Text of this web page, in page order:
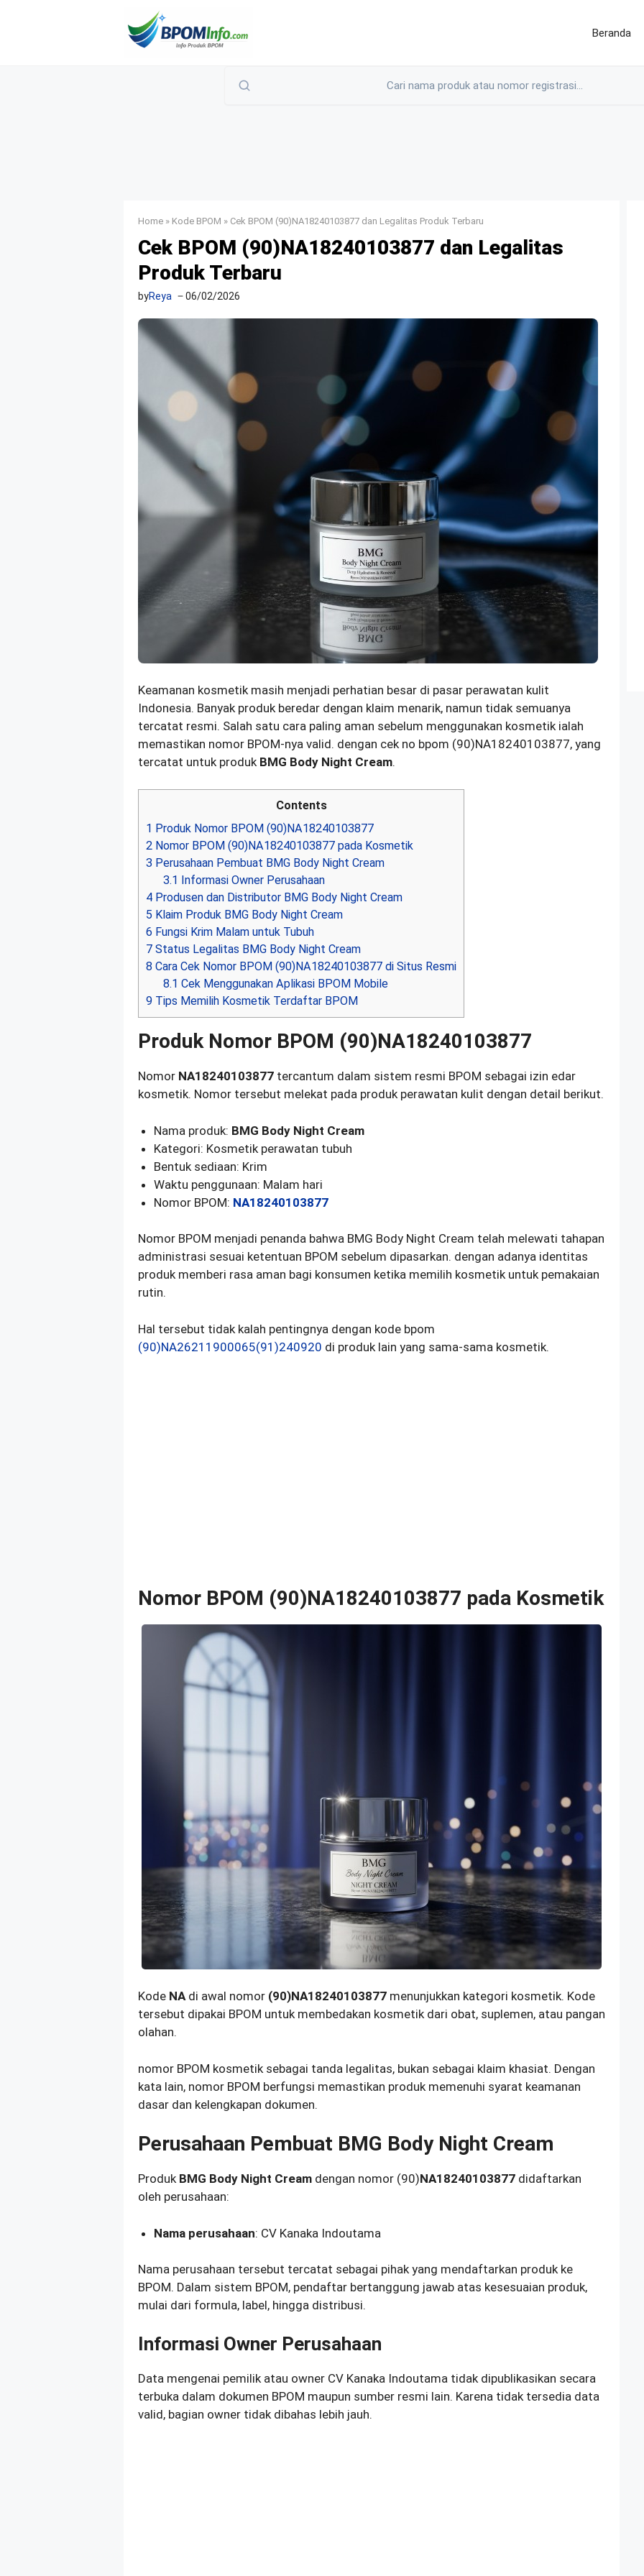
Beranda
Home » Kode BPOM » Cek BPOM (90)NA18240103877 dan Legalitas Produk Terbaru
Cek BPOM (90)NA18240103877 dan Legalitas
Produk Terbaru
byReya 06/02/2026
Keamanan kosmetik masih menjadi perhatian besar di pasar perawatan kulit
Indonesia. Banyak produk beredar dengan klaim menarik, namun tidak semuanya
tercatat resmi. Salah satu cara paling aman sebelum menggunakan kosmetik ialah
memastikan nomor BPOM-nya valid. dengan cek no bpom (90)NA18240103877, yang
tercatat untuk produk BMG Body Night Cream.
Contents
1 Produk Nomor BPOM (90)NA18240103877
2 Nomor BPOM (90)NA18240103877 pada Kosmetik
3 Perusahaan Pembuat BMG Body Night Cream
3.1
Informasi Owner Perusahaan
4 Produsen dan Distributor BMG Body Night Cream
5 Klaim Produk BMG Body Night Cream
6 Fungsi Krim Malam untuk Tubuh
7 Status Legalitas BMG Body Night Cream
8 Cara Cek Nomor BPOM (90)NA18240103877 di Situs Resmi
8.1 Cek Menggunakan Aplikasi BPOM Mobile
9 Tips Memilih Kosmetik Terdaftar BPOM
Produk Nomor BPOM (90)NA18240103877
Nomor NA18240103877 tercantum dalam sistem resmi BPOM sebagai izin edar
kosmetik. Nomor tersebut melekat pada produk perawatan kulit dengan detail berikut.
Nama produk: BMG Body Night Cream
Kategori: Kosmetik perawatan tubuh
Bentuk sediaan: Krim
Waktu penggunaan: Malam hari
Nomor BPOM: NA18240103877
Nomor BPOM menjadi penanda bahwa BMG Body Night Cream telah melewati tahapan
administrasi sesuai ketentuan BPOM sebelum dipasarkan. dengan adanya identitas
produk memberi rasa aman bagi konsumen ketika memilih kosmetik untuk pemakaian
rutin.
Hal tersebut tidak kalah pentingnya dengan kode bpom
(90)NA26211900065(91)240920 di produk lain yang sama-sama kosmetik.
Nomor BPOM (90)NA18240103877 pada Kosmetik
Kode NAdi awal nomor (90)NA18240103877 menunjukkan kategori kosmetik. Kode
tersebut dipakai BPOM untuk membedakan kosmetik dari obat, suplemen, atau pangan
olahan.
nomor BPOM kosmetik sebagai tanda legalitas, bukan sebagai klaim khasiat. Dengan
kata lain, nomor BPOM berfungsi memastikan produk memenuhi syarat keamanan
dasar dan kelengkapan dokumen.
Perusahaan Pembuat BMG Body Night Cream
Produk BMG Body Night Cream dengan nomor (90)NA18240103877 didaftarkan
oleh perusahaan:
Nama perusahaan: CV Kanaka Indoutama
Nama perusahaan tersebut tercatat sebagai pihak yang mendaftarkan produk ke
BPOM. Dalam sistem BPOM, pendaftar bertanggung jawab atas kesesuaian produk,
mulai dari formula, label, hingga distribusi.
Informasi Owner Perusahaan
Data mengenai pemilik atau owner CV Kanaka Indoutama tidak dipublikasikan secara
terbuka dalam dokumen BPOM maupun sumber resmi lain. Karena tidak tersedia data
valid, bagian owner tidak dibahas lebih jauh.